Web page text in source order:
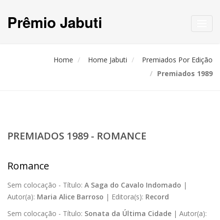
Prêmio Jabuti
Home Home Jabuti
Premiados Por Edição
Premiados 1989
PREMIADOS 1989 - ROMANCE
Romance
Sem colocação - Título: A Saga do Cavalo Indomado |
Autor(a): Maria Alice Barroso | Editora(s): Record
Sem colocação - Título: Sonata da Última Cidade | Autor(a):